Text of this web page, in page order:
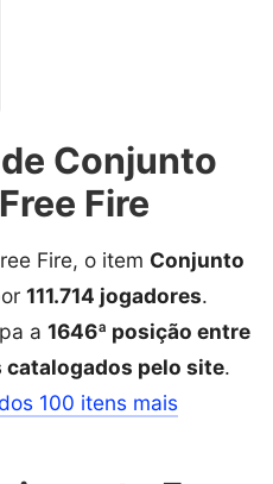
Conjunto
Fire
Fire, o item Conjunto
111.714 jogadores.
a 1646ª posição entre
catalogados pelo site.
100 itens mais